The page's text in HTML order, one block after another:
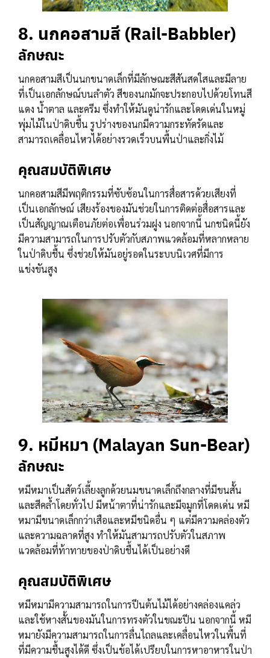
8. นกคอสามสี (Rail-Babbler)
ลักษณะ
นกคอสามสีเป็นนกขนาดเล็กที่มีลักษณะสีสันสดใสและมีลาย
ที่เป็นเอกลักษณ์บนลำตัว สีของนกมักจะประกอบไปด้วยโทนสี
แดง น้ำตาล และครีม ซึ่งทำให้มันดูน่ารักและโดดเด่นในหมู่
พุ่มไม้ในป่าดิบชื้น รูปร่างของนกมีความกระทัดรัดและ
สามารถเคลื่อนไหวได้อย่างรวดเร็วบนพื้นป่าและกิ่งไม้
คุณสมบัติพิเศษ
นกคอสามสีมีพฤติกรรมที่ซับซ้อนในการสื่อสารด้วยเสียงที่
เป็นเอกลักษณ์ เสียงร้องของมันช่วยในการติดต่อสื่อสารและ
เป็นสัญญาณเตือนภัยต่อเพื่อนร่วมฝูง นอกจากนี้ นกชนิดนี้ยัง
มีความสามารถในการปรับตัวกับสภาพแวดล้อมที่หลากหลาย
ในป่าดิบชื้น ซึ่งช่วยให้มันอยู่รอดในระบบนิเวศที่มีการ
แข่งขันสูง
9. หมีหมา (Malayan Sun-Bear)
ลักษณะ
หมีหมาเป็นสัตว์เลี้ยงลูกด้วยนมขนาดเล็กถึงกลางที่มีขนสั้น
และสีคล้ำโดยทั่วไป มีหน้าตาที่น่ารักและมีจมูกที่โดดเด่น หมี
หมามีขนาดเล็กกว่าเสือและหมีชนิดอื่น ๆ แต่มีความคล่องตัว
และความฉลาดที่สูง ทำให้มันสามารถปรับตัวในสภาพ
แวดล้อมที่ท้าทายของป่าดิบชื้นได้เป็นอย่างดี
คุณสมบัติพิเศษ
หมีหมามีความสามารถในการปีนต้นไม้ได้อย่างคล่องแคล่ว
และใช้หางสั้นของมันในการทรงตัวในขณะปีน นอกจากนี้ หมี
หมายังมีความสามารถในการลื่นไถลและเคลื่อนไหวในพื้นที่
ที่มีความชื้นสูงได้ดี ซึ่งเป็นข้อได้เปรียบในการหาอาหารในป่า